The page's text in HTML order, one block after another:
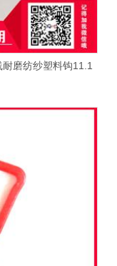
磨纺纱塑料钩11.1